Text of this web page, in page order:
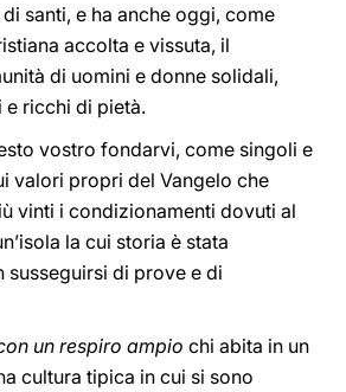
santi, e ha anche oggi, come
accolta e vissuta, il
di uomini e donne solidali,
ricchi di pietà.
vostro fondarvi, come singoli e
valori propri del Vangelo che
vinti i condizionamenti dovuti al
la cui storia è stata
susseguirsi di prove e di
un respiro ampio chi abita in un
cultura tipica in cui si sono